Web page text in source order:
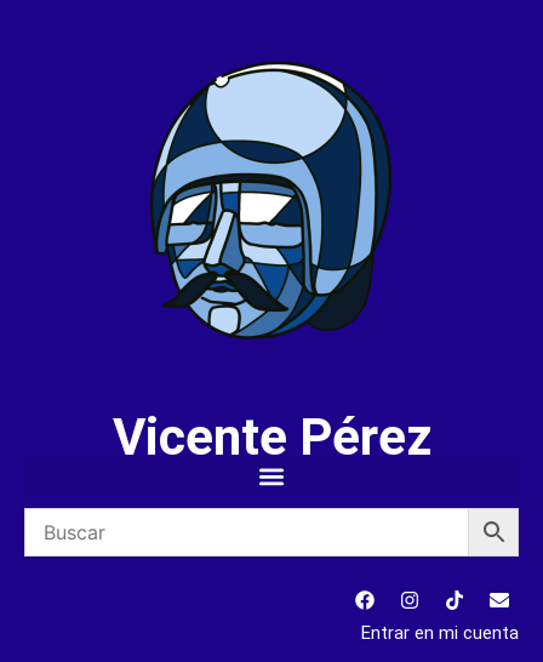
Vicente Pérez
Entrar en mi cuenta